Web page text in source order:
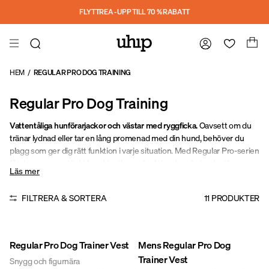
Hoppa till huvudinnehållFLYTTREA - UPP TILL 70 % RABATT
HEM / REGULAR PRO DOG TRAINING
Regular Pro Dog Training
Vattentåliga hunförarjackor och västar med ryggficka.Oavsett om du
tränar lydnad eller tar en lång promenad med din hund, behöver du
plagg som ger dig rätt funktion i varje situation. Med Regular Pro-serien
utvecklad för ett aktivt liv utomhus.
Läs mer
FILTRERA & SORTERA 11 PRODUKTER
Regular Pro Dog Trainer Vest
Snygg och figurnära
Mens Regular Pro Dog
Trainer Vest